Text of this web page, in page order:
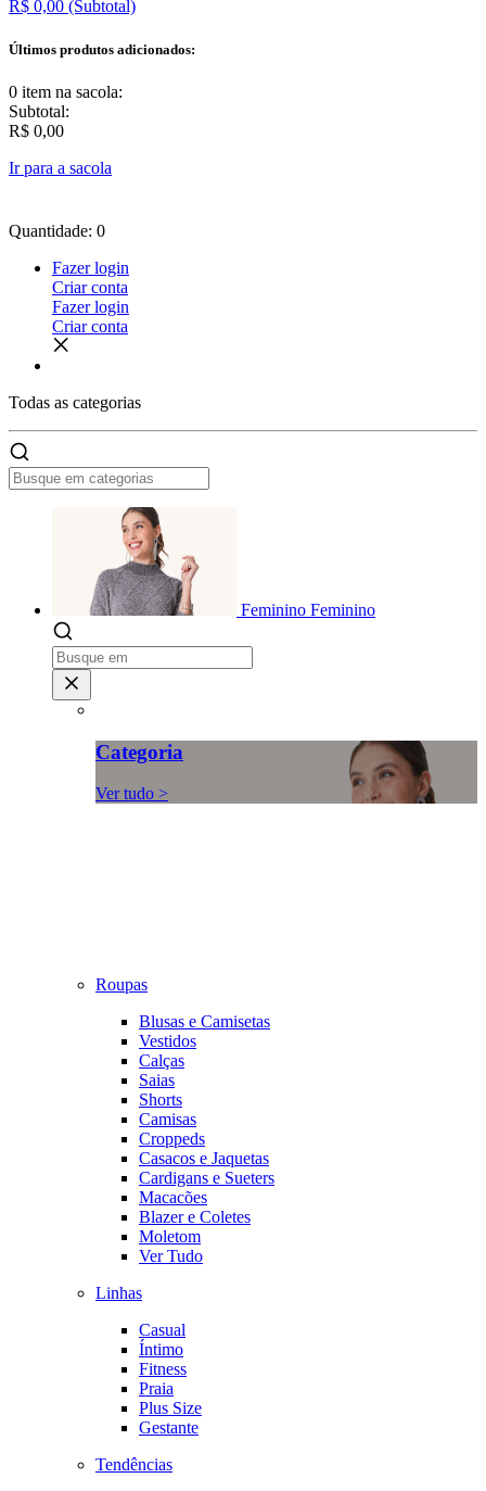
R$ 0,00 (Subtotal)
Últimos produtos adicionados:
0 item na sacola:
Subtotal:
R$ 0,00
Ir para a sacola
Quantidade: 0
Fazer login
Criar conta
Fazer login
Criar conta
Todas as categorias
Feminino Feminino
Categoria
Ver tudo >
Roupas
Blusas e Camisetas
Vestidos
Calças
Saias
Shorts
Camisas
Croppeds
Casacos e Jaquetas
Cardigans e Sueters
Macacões
Blazer e Coletes
Moletom
Ver Tudo
Linhas
Casual
Íntimo
Fitness
Praia
Plus Size
Gestante
Tendências